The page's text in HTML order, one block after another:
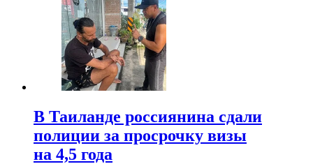
В Таиланде россиянина сдали
полиции за просрочку визы
на 4,5 года